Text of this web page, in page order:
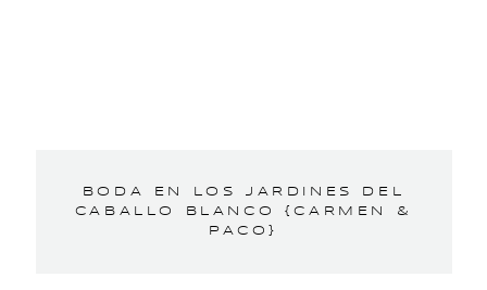
BODA EN LOS JARDINES DEL
CABALLO BLANCO {CARMEN &
PACO}